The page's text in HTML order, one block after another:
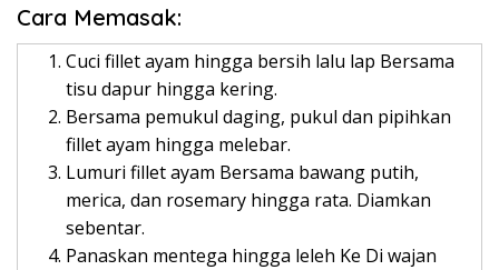
Cara Memasak:
Cuci fillet ayam hingga bersih lalu lap Bersama
tisu dapur hingga kering.
Bersama pemukul daging, pukul dan pipihkan
fillet ayam hingga melebar.
Lumuri fillet ayam Bersama bawang putih,
merica, dan rosemary hingga rata. Diamkan
sebentar.
Panaskan mentega hingga leleh Ke Di wajan